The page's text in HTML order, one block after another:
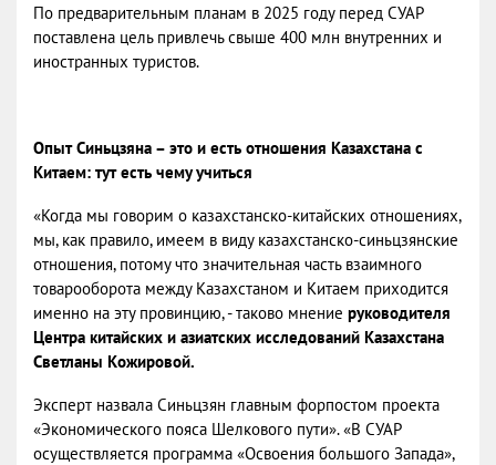
По предварительным планам в 2025 году перед СУАР
поставлена цель привлечь свыше 400 млн внутренних и
иностранных туристов.
Опыт Синьцзяна – это и есть отношения Казахстана с
Китаем: тут есть чему учиться
«Когда мы говорим о казахстанско-китайских отношениях,
мы, как правило, имеем в виду казахстанско-синьцзянские
отношения, потому что значительная часть взаимного
товарооборота между Казахстаном и Китаем приходится
именно на эту провинцию, - таково мнение руководителя
Центра китайских и азиатских исследований Казахстана
Светланы Кожировой.
Эксперт назвала Синьцзян главным форпостом проекта
«Экономического пояса Шелкового пути». «В СУАР
осуществляется программа «Освоения большого Запада»,